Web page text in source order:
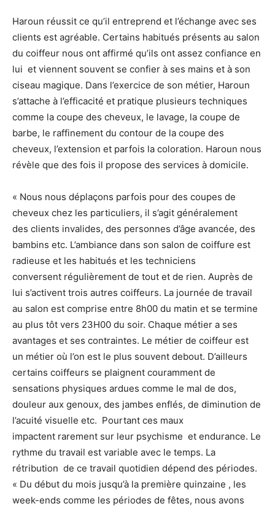
Haroun réussit ce qu’il entreprend et l’échange avec ses
clients est agréable. Certains habitués présents au salon
du coiffeur nous ont affirmé qu’ils ont assez confiance en
lui et viennent souvent se confier à ses mains et à son
ciseau magique. Dans l’exercice de son métier, Haroun
s’attache à l’efficacité et pratique plusieurs techniques
comme la coupe des cheveux, le lavage, la coupe de
barbe, le raffinement du contour de la coupe des
cheveux, l’extension et parfois la coloration. Haroun nous
révèle que des fois il propose des services à domicile.
« Nous nous déplaçons parfois pour des coupes de
cheveux chez les particuliers, il s’agit généralement
des clients invalides, des personnes d’âge avancée, des
bambins etc. L’ambiance dans son salon de coiffure est
radieuse et les habitués et les techniciens
conversent régulièrement de tout et de rien. Auprès de
lui s’activent trois autres coiffeurs. La journée de travail
au salon est comprise entre 8h00 du matin et se termine
au plus tôt vers 23H00 du soir. Chaque métier a ses
avantages et ses contraintes. Le métier de coiffeur est
un métier où l’on est le plus souvent debout. D’ailleurs
certains coiffeurs se plaignent couramment de
sensations physiques ardues comme le mal de dos,
douleur aux genoux, des jambes enflés, de diminution de
l’acuité visuelle etc. Pourtant ces maux
impactent rarement sur leur psychisme et endurance. Le
rythme du travail est variable avec le temps. La
rétribution de ce travail quotidien dépend des périodes.
« Du début du mois jusqu’à la première quinzaine , les
week-ends comme les périodes de fêtes, nous avons